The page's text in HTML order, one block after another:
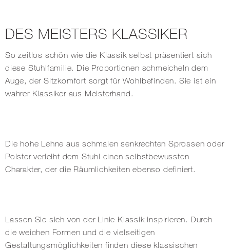
DES MEISTERS KLASSIKER
So zeitlos schön wie die Klassik selbst präsentiert sich
diese Stuhlfamilie. Die Proportionen schmeicheln dem
Auge, der Sitzkomfort sorgt für Wohlbefinden. Sie ist ein
wahrer Klassiker aus Meisterhand.
Die hohe Lehne aus schmalen senkrechten Sprossen oder
Polster verleiht dem Stuhl einen selbstbewussten
Charakter, der die Räumlichkeiten ebenso definiert.
Lassen Sie sich von der Linie Klassik inspirieren. Durch
die weichen Formen und die vielseitigen
Gestaltungsmöglichkeiten finden diese klassischen